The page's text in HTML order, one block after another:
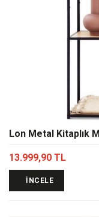
Lon Metal Kitaplık
13.999,90 TL
İNCELE